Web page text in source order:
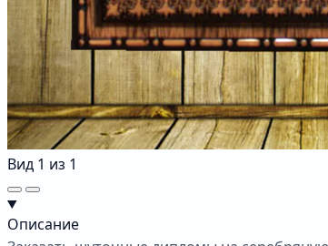
Вид 1 из 1
Описание